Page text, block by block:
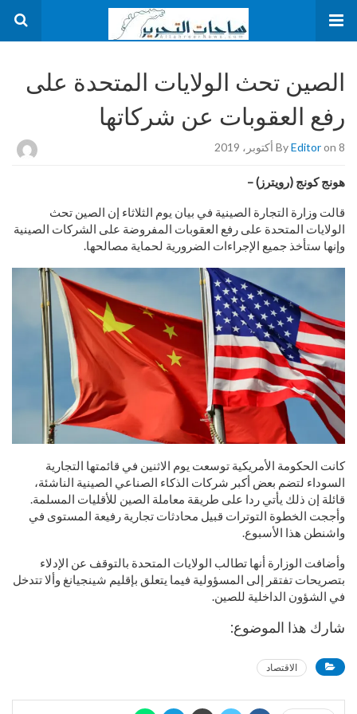
الصين تحث الولايات المتحدة على
رفع العقوبات عن شركاتها
ByEditoron 8 أكتوبر، 2019
هونج كونج (رويترز) –
قالت وزارة التجارة الصينية في بيان يوم الثلاثاء إن الصين تحث
الولايات المتحدة على رفع العقوبات المفروضة على الشركات الصينية
وإنها ستأخذ جميع الإجراءات الضرورية لحماية مصالحها.
كانت الحكومة الأمريكية توسعت يوم الاثنين في قائمتها التجارية
السوداء لتضم بعض أكبر شركات الذكاء الصناعي الصينية الناشئة،
قائلة إن ذلك يأتي ردا على طريقة معاملة الصين للأقليات المسلمة.
وأججت الخطوة التوترات قبيل محادثات تجارية رفيعة المستوى في
واشنطن هذا الأسبوع.
وأضافت الوزارة أنها تطالب الولايات المتحدة بالتوقف عن الإدلاء
بتصريحات تفتقر إلى المسؤولية فيما يتعلق بإقليم شينجيانغ وألا تتدخل
في الشؤون الداخلية للصين.
شارك هذا الموضوع:
الاقتصاد